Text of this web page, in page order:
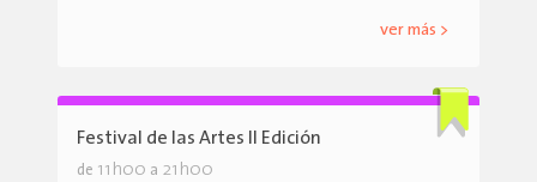
ver más >
Festival de las Artes II Edición
de 11h00 a 21h00